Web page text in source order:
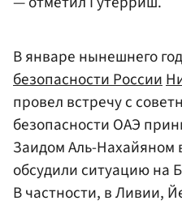
В январе нынешнего
безопасности России
провел встречу с
безопасности ОАЭ
Заидом Аль-Нахайяном
обсудили ситуацию на
В частности, в Ливии,